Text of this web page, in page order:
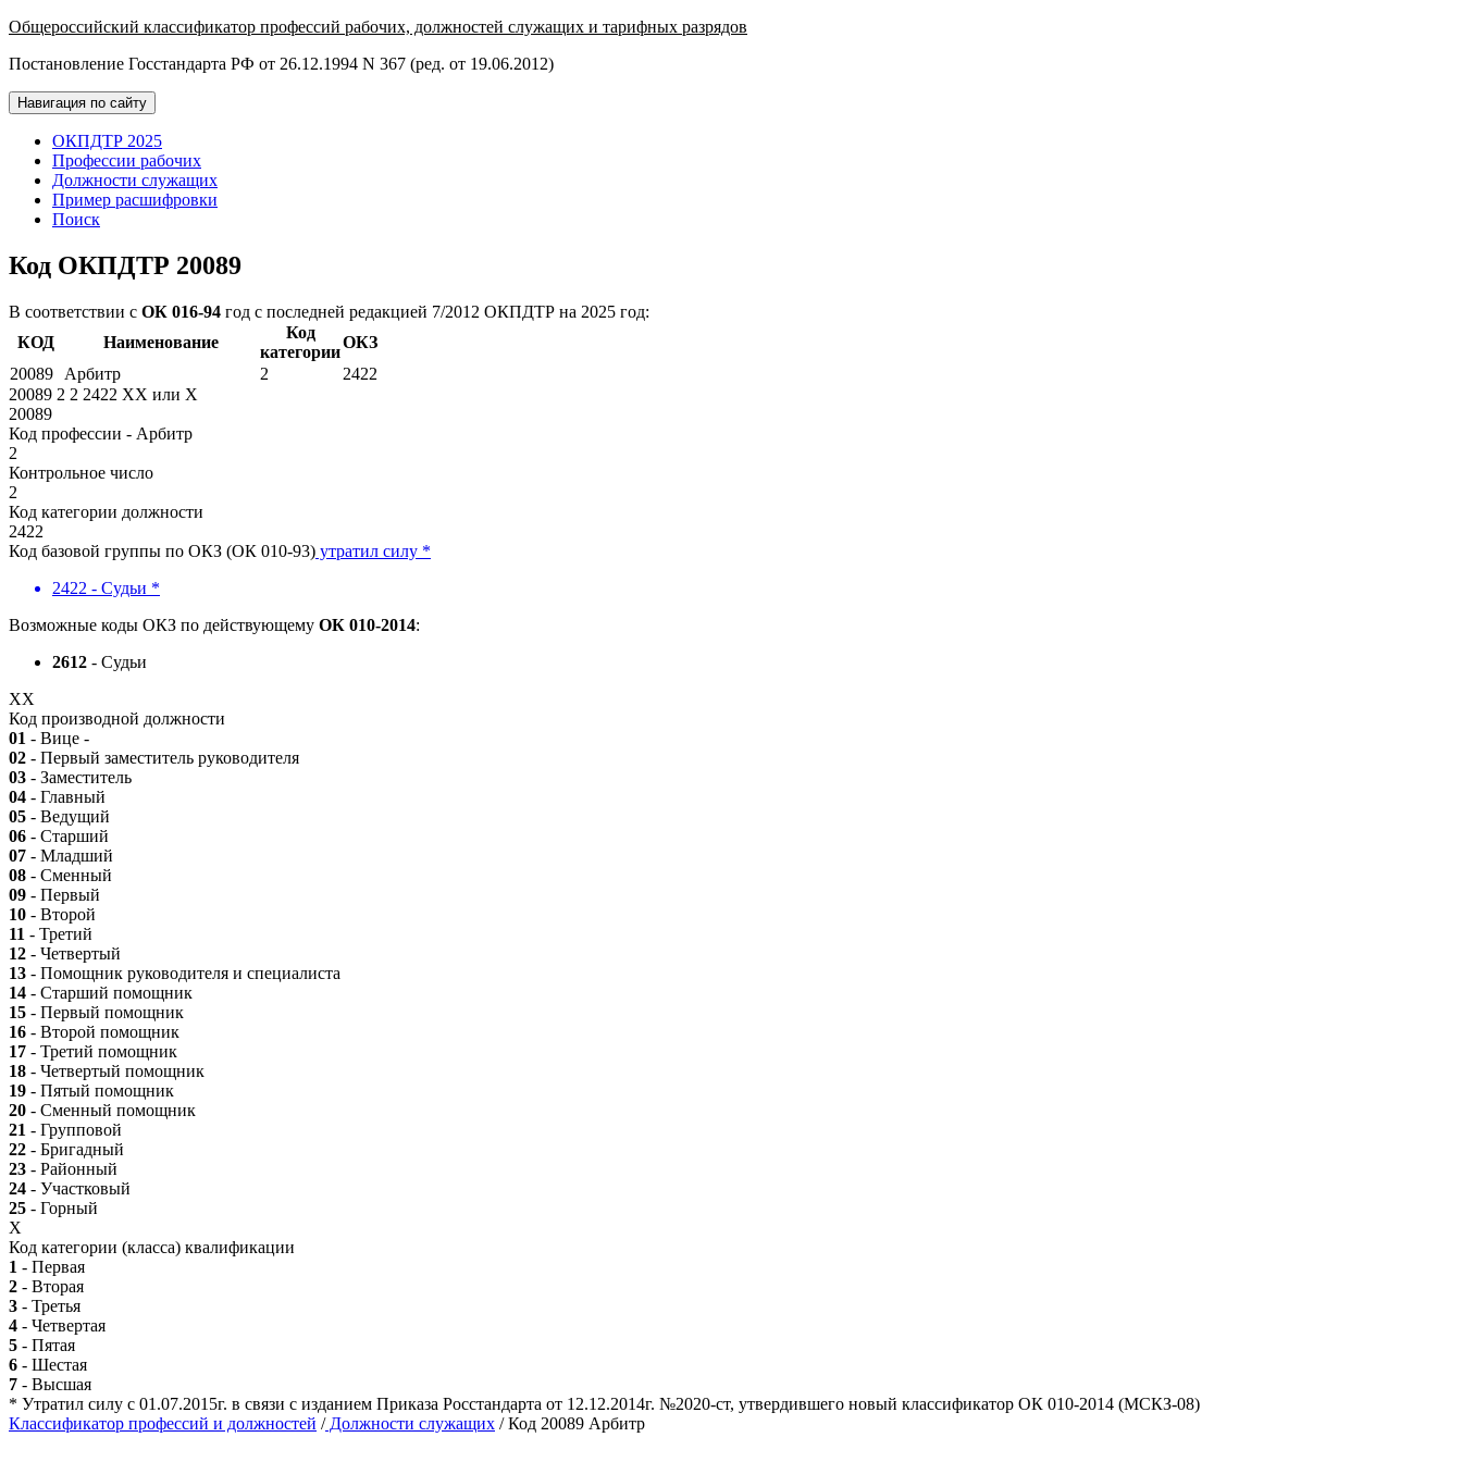
Общероссийский классификатор профессий рабочих, должностей служащих и тарифных разрядов
Постановление Госстандарта РФ от 26.12.1994 N 367 (ред. от 19.06.2012)
Навигация по сайту
ОКПДТР 2025
Профессии рабочих
Должности служащих
Пример расшифровки
Поиск
Код ОКПДТР 20089
В соответствии с ОК 016-94 год с последней редакцией 7/2012 ОКПДТР на 2025 год:
КОД
Наименование
Код
категории
ОКЗ
20089
Арбитр 2
2422
20089 2 2 2422 XX или X
20089
Код профессии - Арбитр
2
Контрольное число
2
Код категории должности
2422
Код базовой группы по ОКЗ (ОК 010-93) утратил силу *
2422 - Судьи *
Возможные коды ОКЗ по действующему ОК 010-2014:
2612 - Судьи
XX
Код производной должности
01 - Вице -
02 - Первый заместитель руководителя
03 - Заместитель
04 - Главный
05 - Ведущий
06 - Старший
07 - Младший
08 - Сменный
09 - Первый
10 - Второй
11 - Третий
12 - Четвертый
13 - Помощник руководителя и специалиста
14 - Старший помощник
15 - Первый помощник
16 - Второй помощник
17 - Третий помощник
18 - Четвертый помощник
19 - Пятый помощник
20 - Сменный помощник
21 - Групповой
22 - Бригадный
23 - Районный
24 - Участковый
25 - Горный
X
Код категории (класса) квалификации
1 - Первая
2 - Вторая
3 - Третья
4 - Четвертая
5 - Пятая
6 - Шестая
7 - Высшая
* Утратил силу с 01.07.2015г. в связи с изданием Приказа Росстандарта от 12.12.2014г. №2020-ст, утвердившего новый классификатор ОК 010-2014 (МСКЗ-08)
Классификатор профессий и должностей /Должности служащих / Код 20089 Арбитр